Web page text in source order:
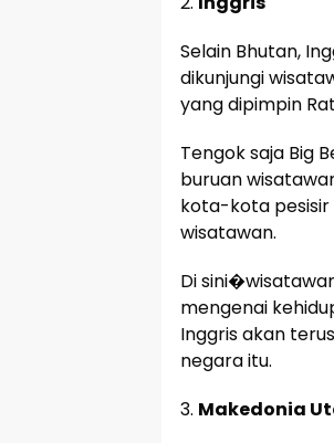
Selain Bhutan,
dikunjungi
yang dipimpin
Tengok saja Big
buruan
kota-kota pesisir
wisatawan.
Di
mengenai
Inggris akan
negara itu.
3. Makedonia